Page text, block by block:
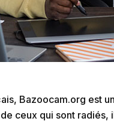
Bazoocam.org est
ceux qui sont radiés,